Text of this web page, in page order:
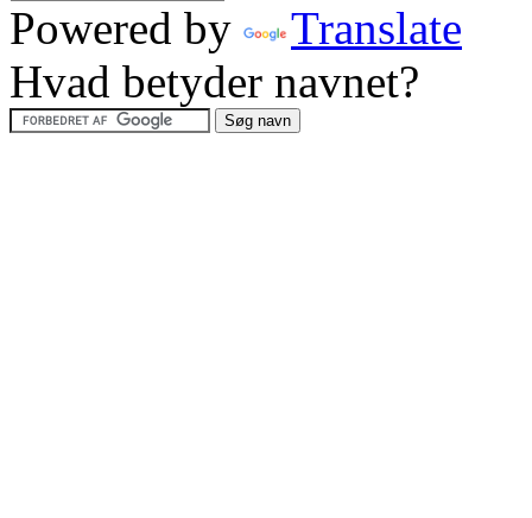
Powered by
Translate
Hvad betyder navnet?